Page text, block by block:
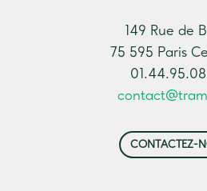
149 Rue de
75 595 Paris
CONTACTEZ-